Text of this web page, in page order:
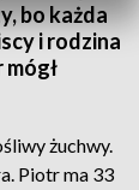
bo każda
i rodzina
żuchwy.
Piotr ma 33